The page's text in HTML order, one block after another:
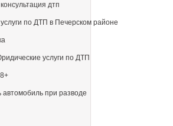
дтп
по ДТП в Печерском районе
услуги по ДТП
автомобиль при разводе